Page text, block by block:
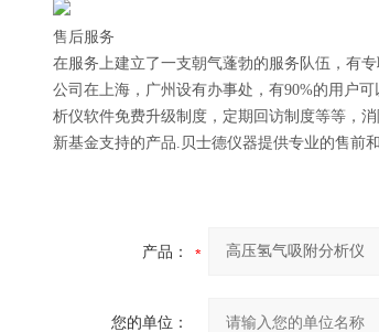
售后服务
在服务上建立了一支朝气蓬勃的服务队伍，有
公司在上海，广州设有办事处，有90%的用户
析仪软件免费升级制度，定期回访制度等等，消
新基金支持的产品.贝士德仪器提供专业的售前
产品：
您的单位：